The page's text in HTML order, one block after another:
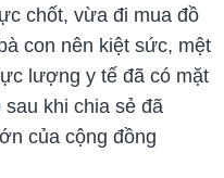
chốt, vừa đi mua đồ
con nên kiệt sức, mệt
lượng y tế đã có mặt
khi chia sẻ đã
của cộng đồng